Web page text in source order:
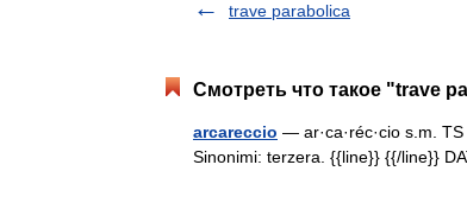
trave parabolica
Смотреть что такое "trave
arcareccio — ar·ca·réc·cio s.m.
Sinonimi: terzera. {{line}} {{/line}}